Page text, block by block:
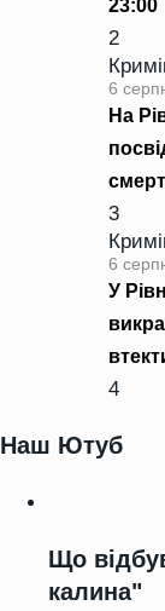
23:00
2
6
На
3
6
У
4
Наш Ютуб
Що
калина"